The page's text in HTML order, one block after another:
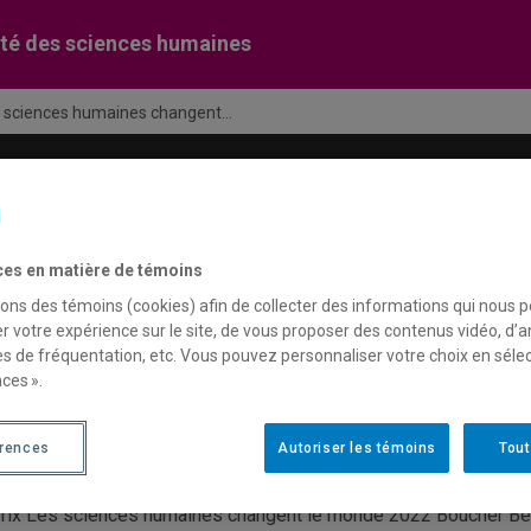
des sciences humaines
sciences humaines changent...
Les sciences humaines
Belhadj
en matière de témoins
des témoins (cookies) afin de collecter des informations qui nous
votre expérience sur le site, de vous proposer des contenus vidéo,
de fréquentation, etc. Vous pouvez personnaliser votre choix en
».
Autoriser les témoins